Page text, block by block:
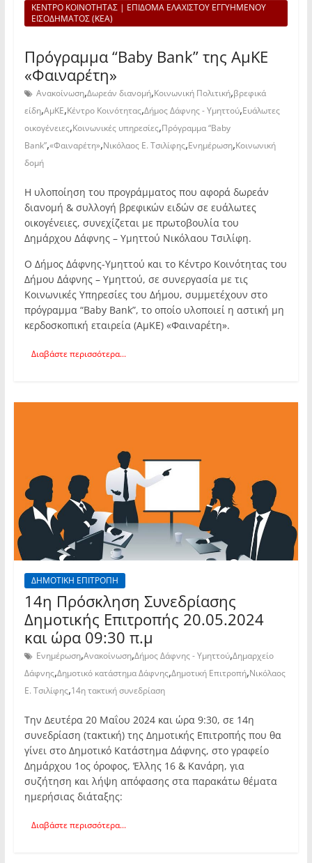
ΚΕΝΤΡΟ ΚΟΙΝΟΤΗΤΑΣ | ΕΠΙΔΟΜΑ ΕΛΑΧΙΣΤΟΥ ΕΓΓΥΗΜΕΝΟΥ
ΕΙΣΟΔΗΜΑΤΟΣ (ΚΕΑ)
Πρόγραμμα “Baby Bank” της ΑμΚΕ
«Φαιναρέτη»
Ανακοίνωση,Δωρεάν διανομή,Κοινωνική Πολιτική,βρεφικά
είδη,ΑμΚΕ,Κέντρο Κοινότητας,Δήμος Δάφνης - Υμηττού,Ευάλωτες
οικογένειες,Κοινωνικές υπηρεσίες,Πρόγραμμα “Baby
Bank”,«Φαιναρέτη»,Νικόλαος Ε. Τσιλίφης,Ενημέρωση,Κοινωνική
δομή
Η υλοποίηση του προγράμματος που αφορά δωρεάν
διανομή & συλλογή βρεφικών ειδών σε ευάλωτες
οικογένειες, συνεχίζεται με πρωτοβουλία του
Δημάρχου Δάφνης – Υμηττού Νικόλαου Τσιλίφη.
Ο Δήμος Δάφνης-Υμηττού και το Κέντρο Κοινότητας του
Δήμου Δάφνης – Υμηττού, σε συνεργασία με τις
Κοινωνικές Υπηρεσίες του Δήμου, συμμετέχουν στο
πρόγραμμα “Baby Bank”, το οποίο υλοποιεί η αστική μη
κερδοσκοπική εταιρεία (ΑμΚΕ) «Φαιναρέτη».
Διαβάστε περισσότερα...
ΔΗΜΟΤΙΚΗ ΕΠΙΤΡΟΠΗ
14η Πρόσκληση Συνεδρίασης
Δημοτικής Επιτροπής 20.05.2024
και ώρα 09:30 π.μ
Ενημέρωση,Ανακοίνωση,Δήμος Δάφνης - Υμηττού,Δημαρχείο
Δάφνης,Δημοτικό κατάστημα Δάφνης,Δημοτική Επιτροπή,Νικόλαος
Ε. Τσιλίφης,14η τακτική συνεδρίαση
Την Δευτέρα 20 Μαΐου 2024 και ώρα 9:30, σε 14η
συνεδρίαση (τακτική) της Δημοτικής Επιτροπής που θα
γίνει στο Δημοτικό Κατάστημα Δάφνης, στο γραφείο
Δημάρχου 1ος όροφος, Έλλης 16 & Κανάρη, για
συζήτηση και λήψη απόφασης στα παρακάτω θέματα
ημερήσιας διάταξης:
Διαβάστε περισσότερα...